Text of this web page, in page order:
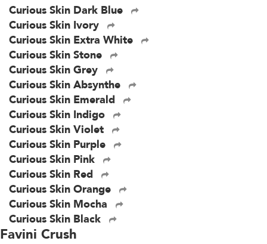
Curious Skin Dark Blue
Curious Skin Ivory
Curious Skin Extra White
Curious Skin Stone
Curious Skin Grey
Curious Skin Absynthe
Curious Skin Emerald
Curious Skin Indigo
Curious Skin Violet
Curious Skin Purple
Curious Skin Pink
Curious Skin Red
Curious Skin Orange
Curious Skin Mocha
Curious Skin Black
Favini Crush